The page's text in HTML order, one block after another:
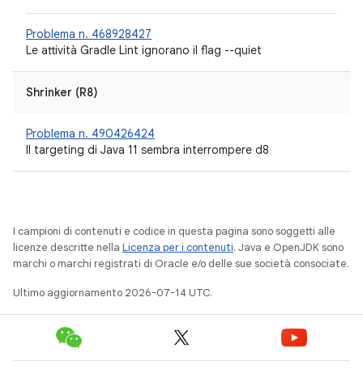
Problema n. 468928427
Le attività Gradle Lint ignorano il flag --quiet
Shrinker (R8)
Problema n. 490426424
Il targeting di Java 11 sembra interrompere d8
I campioni di contenuti e codice in questa pagina sono soggetti alle
licenze descritte nella Licenza per i contenuti. Java e OpenJDK sono
marchi o marchi registrati di Oracle e/o delle sue società consociate.
Ultimo aggiornamento 2026-07-14 UTC.